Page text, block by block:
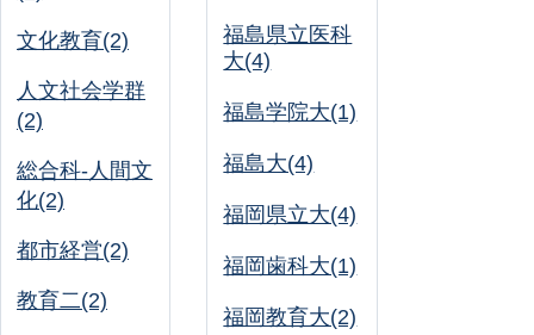
文化教育(2)
人文社会学群
(2)
総合科-人間文
化(2)
都市経営(2)
教育二(2)
福島県立医科
大(4)
福島学院大(1)
福島大(4)
福岡県立大(4)
福岡歯科大(1)
福岡教育大(2)